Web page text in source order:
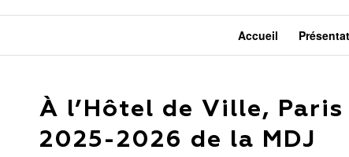
Accueil
À l’Hôtel de Ville,
2025-2026 de la MDJ